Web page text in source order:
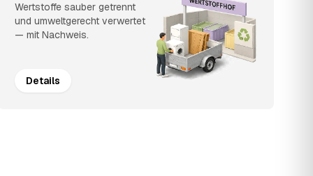
Wertstoffe sauber getrennt
und umweltgerecht verwertet
— mit Nachweis.
Details